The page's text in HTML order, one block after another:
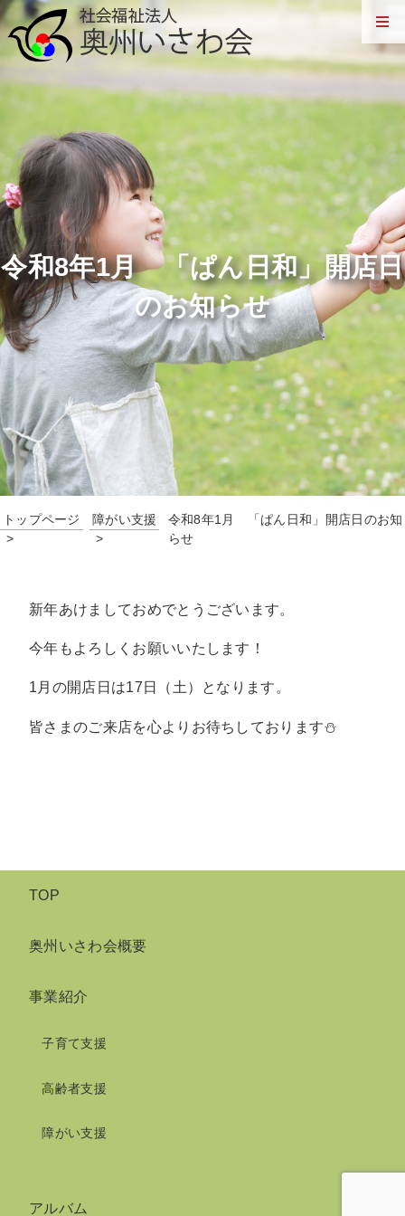
令和8年1月 「ぱん日和」開店日
のお知らせ
トップページ 障がい支援
令和8年1月 「ぱん日和」開店日のお知
らせ
新年あけましておめでとうございます。
今年もよろしくお願いいたします！
1月の開店日は17日（土）となります。
皆さまのご来店を心よりお待ちしております⛄
TOP
奥州いさわ会概要
事業紹介
子育て支援
高齢者支援
障がい支援
アルバム